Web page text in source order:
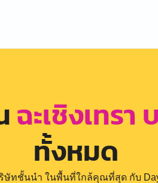
ฉะเชิงเทร
ทั้งหมด
ษัทชั้นนำ ในพื้นที่ใกล้คุณที่สุด กับ